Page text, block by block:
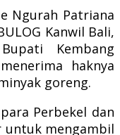
Ngurah Patriana
Kanwil Bali,
Kembang
haknya
goreng.
Perbekel dan
untuk mengambil